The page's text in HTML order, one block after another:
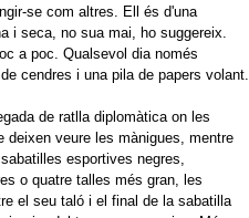
se com altres. Ell és d'una
i seca, no sua mai, ho suggereix.
a poc. Qualsevol dia només
cendres i una pila de papers volant.
de ratlla diplomàtica on les
veure les mànigues, mentre
esportives negres,
o quatre talles més gran, les
el seu taló i el final de la sabatilla